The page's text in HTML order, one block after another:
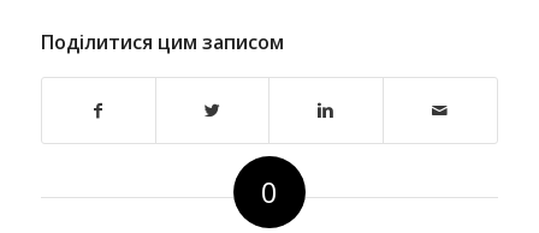
Поділитися цим записом
0